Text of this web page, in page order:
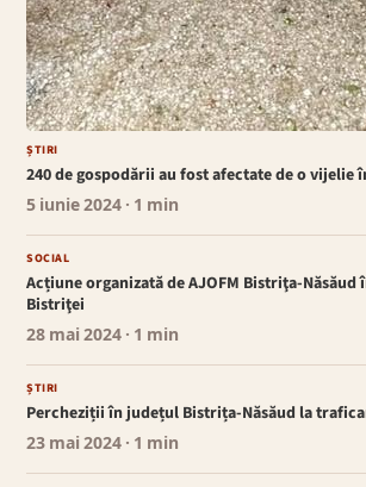
ȘTIRI
240 de gospodării au fost afectate de o vijelie
5 iunie 2024 · 1 min
SOCIAL
Acțiune organizată de AJOFM Bistriţa-
Bistriţei
28 mai 2024 · 1 min
ȘTIRI
Percheziții în județul Bistrița-Năsăud la
23 mai 2024 · 1 min